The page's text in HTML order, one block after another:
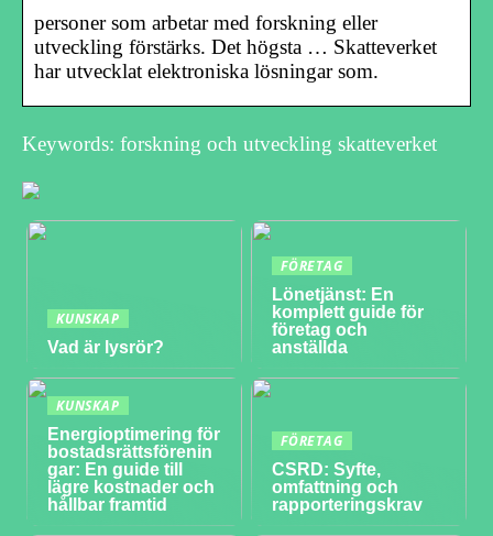
personer som arbetar med forskning eller
utveckling förstärks. Det högsta … Skatteverket
har utvecklat elektroniska lösningar som.
Keywords: forskning och utveckling skatteverket
KUNSKAP
Vad är lysrör?
FÖRETAG
Lönetjänst: En
komplett guide för
företag och
anställda
KUNSKAP
Energioptimering för
bostadsrättsförenin
gar: En guide till
lägre kostnader och
hållbar framtid
FÖRETAG
CSRD: Syfte,
omfattning och
rapporteringskrav